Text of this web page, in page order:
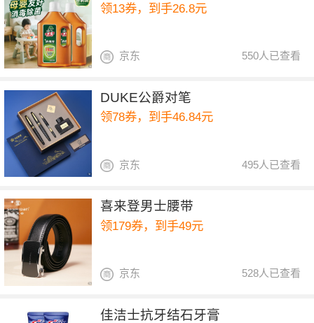
领13券，到手26.8元
550人已查看
京东
DUKE公爵对笔
领78券，到手46.84元
495人已查看
京东
喜来登男士腰带
领179券，到手49元
528人已查看
京东
佳洁士抗牙结石牙膏